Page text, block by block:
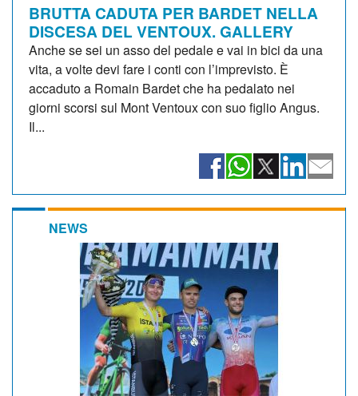
BRUTTA CADUTA PER BARDET NELLA
DISCESA DEL VENTOUX. GALLERY
Anche se sei un asso del pedale e vai in bici da una
vita, a volte devi fare i conti con l’imprevisto. È
accaduto a Romain Bardet che ha pedalato nei
giorni scorsi sul Mont Ventoux con suo figlio Angus.
Il...
NEWS